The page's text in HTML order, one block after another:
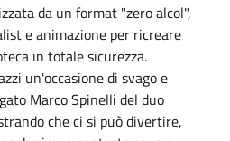
da un format "zero alcol",
e animazione per ricreare
in totale sicurezza.
un'occasione di svago e
Marco Spinelli del duo
che ci si può divertire,